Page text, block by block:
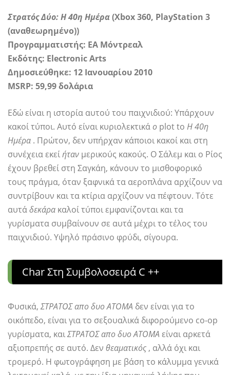
Στρατός Δύο: Η 40η Ημέρα(Xbox 360, PlayStation 3
(αναθεωρημένο))
Προγραμματιστής: EA Μόντρεαλ
Εκδότης: Electronic Arts
Δημοσιεύθηκε: 12 Ιανουαρίου 2010
MSRP: 59,99 δολάρια
Εδώ είναι η ιστορία αυτού του παιχνιδιού: Υπάρχουν
κακοί τύποι. Αυτό είναι κυριολεκτικάο plot to Η 40η
Ημέρα . Πρώτον, δεν υπήρχαν κάποιοι κακοί και στη
συνέχεια εκείήταν μερικούς κακούς. Ο Σάλεμ και ο Ρίος
έχουν βρεθεί στη Σαγκάη, κάνουν το μισθοφορικό
τους πράγμα, όταν ξαφνικά τα αεροπλάνα αρχίζουν να
συντρίβουν και τα κτίρια αρχίζουν να πέφτουν. Τότε
αυτάδεκάρα καλοί τύποι εμφανίζονται και τα
γυρίσματα συμβαίνουν σε αυτά μέχρι το τέλος του
παιχνιδιού. Υψηλό πράσινο φρύδι, σίγουρα.
Char Στη Συμβολοσειρά C ++
Φυσικά, ΣΤΡΑΤΟΣ απο δυο ΑΤΟΜΑ δεν είναι για το
οικόπεδο, είναι για το σεξουαλικά διφορούμενο co-op
γυρίσματα, καιΣΤΡΑΤΟΣ απο δυο ΑΤΟΜΑ είναι αρκετά
αξιοπρεπής σε αυτό. Δεν θεαματικός , αλλά όχι και
τρομερό. Η φωτογράφηση με βάση το κάλυμμα γενικά